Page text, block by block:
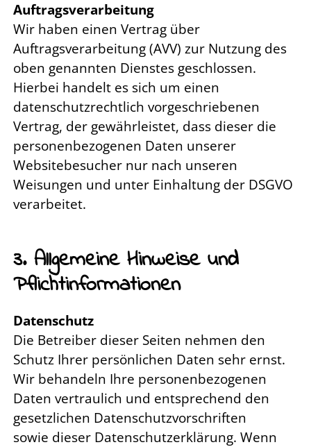
Auftragsverarbeitung
Wir haben einen Vertrag über
Auftragsverarbeitung (AVV) zur Nutzung des
oben genannten Dienstes geschlossen.
Hierbei handelt es sich um einen
datenschutzrechtlich vorgeschriebenen
Vertrag, der gewährleistet, dass dieser die
personenbezogenen Daten unserer
Websitebesucher nur nach unseren
Weisungen und unter Einhaltung der DSGVO
verarbeitet.
3. Allgemeine Hinweise und
Pflichtinformationen
Datenschutz
Die Betreiber dieser Seiten nehmen den
Schutz Ihrer persönlichen Daten sehr ernst.
Wir behandeln Ihre personenbezogenen
Daten vertraulich und entsprechend den
gesetzlichen Datenschutzvorschriften
sowie dieser Datenschutzerklärung. Wenn